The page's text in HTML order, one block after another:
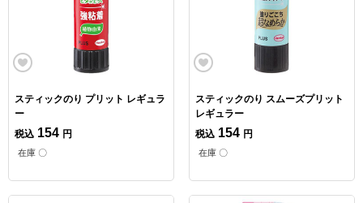
スティックのり プリット レギュラ
ー
税込 154 円
在庫 〇
スティックのり スムーズプリット
レギュラー
税込 154 円
在庫 〇